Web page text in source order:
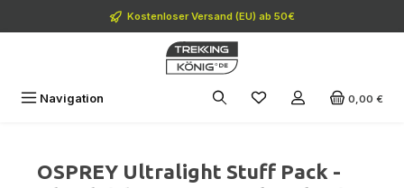
Zum Hauptinhalt springenKostenloser Versand (EU) ab 50€
Navigation 0,00 €
OSPREY Ultralight Stuff Pack -